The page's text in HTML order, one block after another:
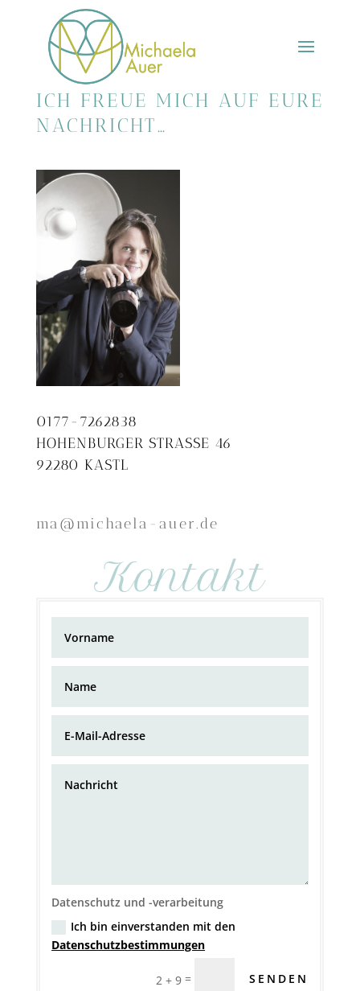
ICH FREUE MICH AUF EURE
NACHRICHT…
0177-7262838
HOHENBURGER STRASSE 46
92280 KASTL
ma@michaela-auer.de
Kontakt
Datenschutz und -verarbeitung
Ich bin einverstanden mit den
Datenschutzbestimmungen
2 + 9 = SENDEN